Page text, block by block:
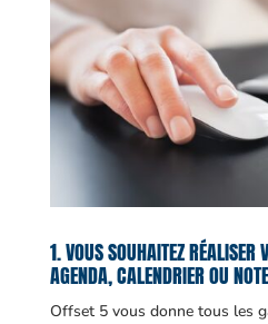
1. VOUS SOUHAITEZ RÉALISER
AGENDA, CALENDRIER OU
Offset 5 vous donne tous les